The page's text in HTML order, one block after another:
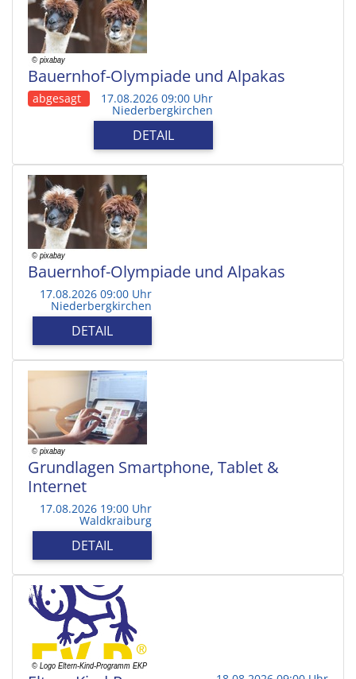
Bauernhof-Olympiade und Alpakas
abgesagt 17.08.2026 09:00 Uhr
Niederbergkirchen
DETAIL
Bauernhof-Olympiade und Alpakas
17.08.2026 09:00 Uhr
Niederbergkirchen
DETAIL
Grundlagen Smartphone, Tablet &
Internet
17.08.2026 19:00 Uhr
Waldkraiburg
DETAIL